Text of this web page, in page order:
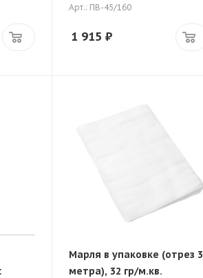
Арт.: ПВ-45/160
1 915 ₽
Марля в упаковке (отрез 3
метра), 32 гр/м.кв.